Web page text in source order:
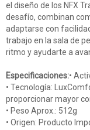
el diseño de los NFX
desafío, combinan
adaptarse con
trabajo en la sala de
ritmo y ayudarte a
Especificaciones:•
• Tecnología:
proporcionar mayor
• Peso Aprox.: 512g
• Origen: Producto